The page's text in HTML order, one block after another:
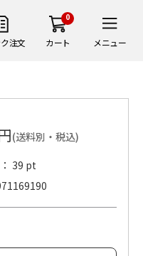
注文
0
カート メニュー
(送料別・税込)
39 pt